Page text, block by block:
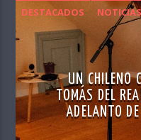
DESTACADOS
UN CHILENO
TOMÁS DEL
ADELANTO